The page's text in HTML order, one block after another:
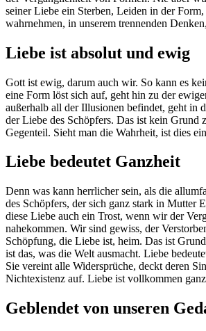
seiner Liebe ein Sterben, Leiden in der
wahrnehmen, in unserem trennenden
Liebe ist absolut und ewig
Gott ist ewig, darum auch wir. So kann es
eine Form löst sich auf, geht hin zu der
außerhalb all der Illusionen befindet, geht in
der Liebe des Schöpfers. Das ist kein Grund
Gegenteil. Sieht man die Wahrheit, ist dies
Liebe bedeutet Ganzheit
Denn was kann herrlicher sein, als die
des Schöpfers, der sich ganz stark in Mutter
diese Liebe auch ein Trost, wenn wir der
nahekommen. Wir sind gewiss, der
Schöpfung, die Liebe ist, heim. Das ist
ist das, was die Welt ausmacht. Liebe
Sie vereint alle Widersprüche, deckt deren
Nichtexistenz auf. Liebe ist vollkommen
Geblendet von unseren